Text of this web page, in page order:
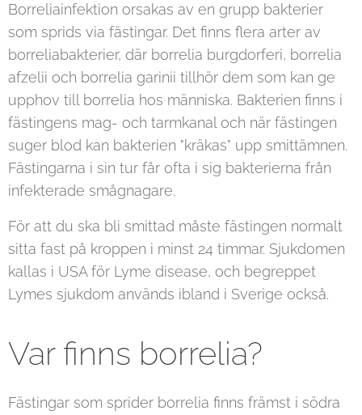
Borreliainfektion orsakas av en grupp bakterier
som sprids via fästingar. Det finns flera arter av
borreliabakterier, där borrelia burgdorferi, borrelia
afzelii och borrelia garinii tillhör dem som kan ge
upphov till borrelia hos människa. Bakterien finns i
fästingens mag- och tarmkanal och när fästingen
suger blod kan bakterien "kräkas" upp smittämnen.
Fästingarna i sin tur får ofta i sig bakterierna från
infekterade smågnagare.
För att du ska bli smittad måste fästingen normalt
sitta fast på kroppen i minst 24 timmar. Sjukdomen
kallas i USA för Lyme disease, och begreppet
Lymes sjukdom används ibland i Sverige också.
Var finns borrelia?
Fästingar som sprider borrelia finns främst i södra